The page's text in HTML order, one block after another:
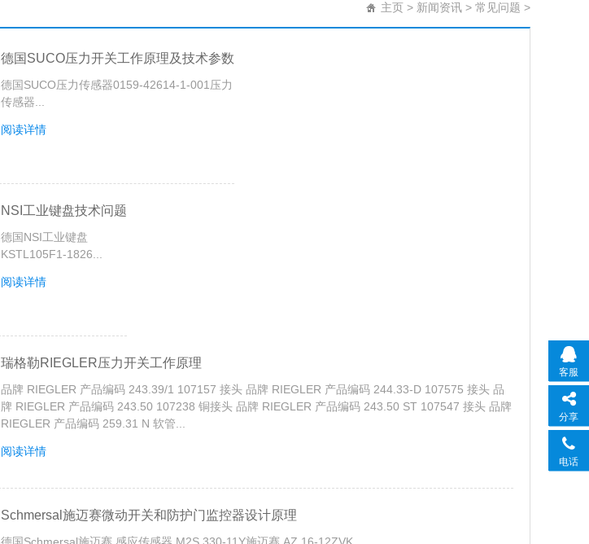
主页 > 新闻资讯 > 常见问题 >
德国SUCO压力开关工作原理及技术参数
德国SUCO压力传感器0159-42614-1-001压力
传感器...
阅读详情
NSI工业键盘技术问题
德国NSI工业键盘
KSTL105F1-1826...
阅读详情
瑞格勒RIEGLER压力开关工作原理
品牌 RIEGLER 产品编码 243.39/1 107157 接头 品牌 RIEGLER 产品编码 244.33-D 107575 接头 品
牌 RIEGLER 产品编码 243.50 107238 铜接头 品牌 RIEGLER 产品编码 243.50 ST 107547 接头 品牌
RIEGLER 产品编码 259.31 N 软管...
阅读详情
Schmersal施迈赛微动开关和防护门监控器设计原理
客服
分享
电话